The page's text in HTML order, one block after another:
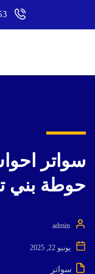
سواتر
حوطة بني
يونيو 22, 2025
سواتر